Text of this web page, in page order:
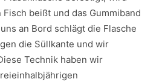
beißt und das Gummiband
an Bord schlägt die Flasche
die Süllkante und wir
Technik haben wir